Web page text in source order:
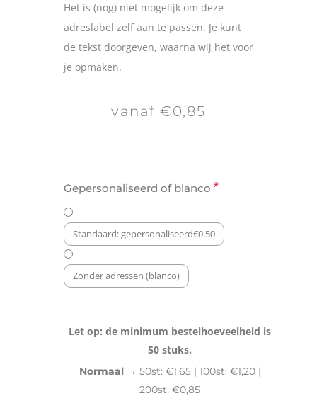
Het is (nog) niet mogelijk om deze
adreslabel zelf aan te passen. Je kunt
de tekst doorgeven, waarna wij het voor
je opmaken.
vanaf €0,85
Gepersonaliseerd of blanco *
Standaard: gepersonaliseerd€0.50
Zonder adressen (blanco)
Let op: de minimum bestelhoeveelheid is
50 stuks.
Normaal → 50st: €1,65 | 100st: €1,20 |
200st: €0,85
Een
Wereld
Steden
aantal